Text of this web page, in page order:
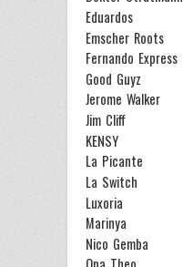
Eduardos
Emscher Roots
Fernando Express
Good Guyz
Jerome Walker
Jim Cliff
KENSY
La Picante
La Switch
Luxoria
Marinya
Nico Gemba